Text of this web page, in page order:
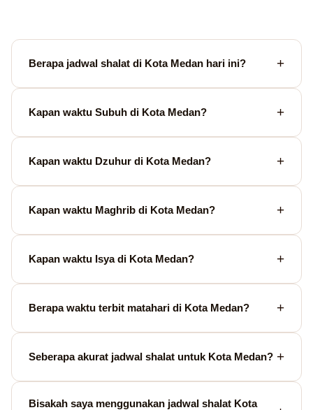
Berapa jadwal shalat di Kota Medan hari ini?
Kapan waktu Subuh di Kota Medan?
Kapan waktu Dzuhur di Kota Medan?
Kapan waktu Maghrib di Kota Medan?
Kapan waktu Isya di Kota Medan?
Berapa waktu terbit matahari di Kota Medan?
Seberapa akurat jadwal shalat untuk Kota Medan?
Bisakah saya menggunakan jadwal shalat Kota